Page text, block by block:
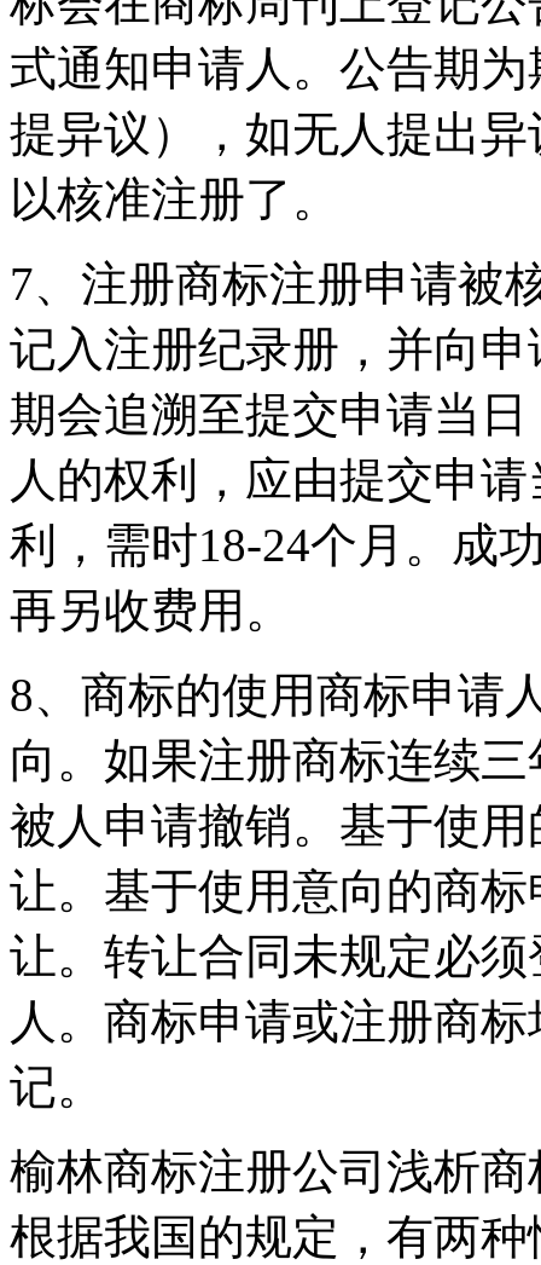
式通知申请人。公告期
提异议），如无人提出
以核准注册了。
7、注册商标注册申请被
记入注册纪录册，并向
期会追溯至提交申请当
人的权利，应由提交申
利，需时18-24个月。成
再另收费用。
8、商标的使用商标申请
向。如果注册商标连续
被人申请撤销。基于使
让。基于使用意向的商
让。转让合同未规定必
人。商标申请或注册商
记。
榆林商标注册公司浅析
根据我国的规定，有两